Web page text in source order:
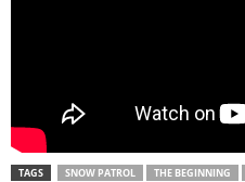
TAGS SNOW PATROL THE BEGINNING